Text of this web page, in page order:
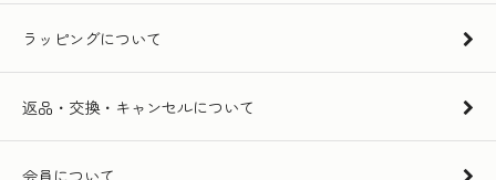
ラッピングについて
返品・交換・キャンセルについて
会員について